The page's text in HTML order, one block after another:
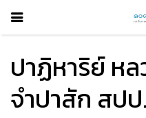
ปาฏิหาริย์ ห
จำปาสัก สปป